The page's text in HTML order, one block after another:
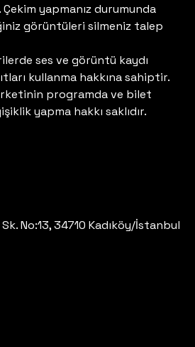
yapmanız durumunda
görüntüleri silmeniz talep
ses ve görüntü kaydı
kullanma hakkına sahiptir.
programda ve bilet
yapma hakkı saklıdır.
No:13, 34710 Kadıköy/İstanbul